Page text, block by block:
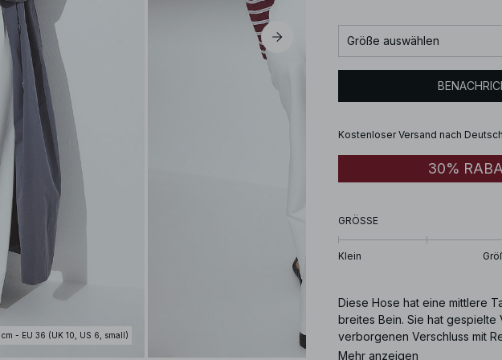
cm - EU 36 (UK 10, US 6, small)
Größe auswählen
Kostenloser Versand nach
30%
GRÖSSE
Klein
Diese Hose hat eine mittlere
breites Bein. Sie hat gespielte
verborgenen Verschluss mit
Diese Hose ist in weiβ erhältlich.
Mehr anzeigen